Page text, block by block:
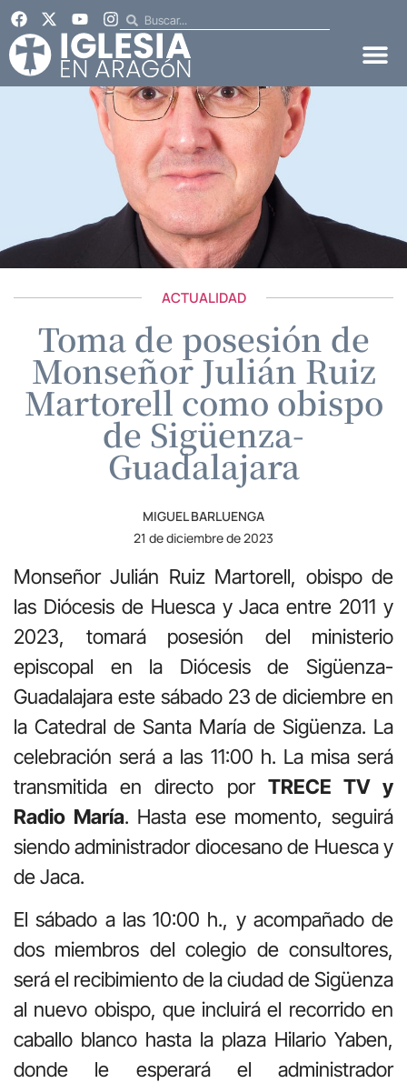
ACTUALIDAD
Toma de posesión de
Monseñor Julián Ruiz
Martorell como obispo
de Sigüenza-
Guadalajara
MIGUEL BARLUENGA
21 de diciembre de 2023
Monseñor Julián Ruiz Martorell, obispo de
las Diócesis de Huesca y Jaca entre 2011 y
2023, tomará posesión del ministerio
episcopal en la Diócesis de Sigüenza-
Guadalajara este sábado 23 de diciembre en
la Catedral de Santa María de Sigüenza. La
celebración será a las 11:00 h. La misa será
transmitida en directo por TRECE TV y
Radio María. Hasta ese momento, seguirá
siendo administrador diocesano de Huesca y
de Jaca.
El sábado a las 10:00 h., y acompañado de
dos miembros del colegio de consultores,
será el recibimiento de la ciudad de Sigüenza
al nuevo obispo, que incluirá el recorrido en
caballo blanco hasta la plaza Hilario Yaben,
donde le esperará el administrador